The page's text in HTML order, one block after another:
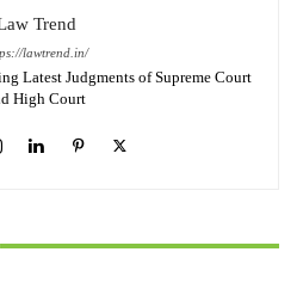
Trend
lawtrend.in/
Latest Judgments of Supreme Court
High Court